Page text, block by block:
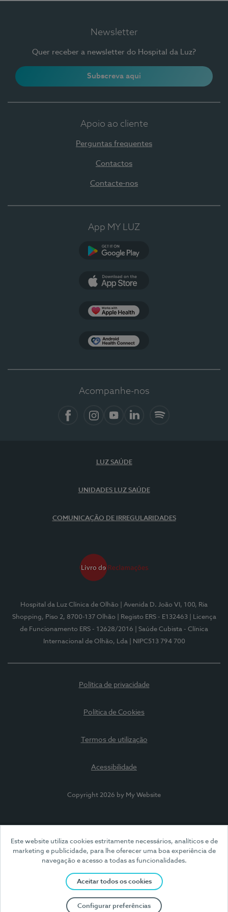
Este website utiliza cookies estritamente necessários, analíticos e de
marketing e publicidade, para lhe oferecer uma boa experiência de
navegação e acesso a todas as funcionalidades.
Aceitar todos os cookies
Configurar preferências
Newsletter
Quer receber a newsletter do Hospital da Luz?
Subscreva aqui
Apoio ao cliente
Perguntas frequentes
Contactos
Contacte-nos
App MY LUZ
Acompanhe-nos
LUZ SAÚDE
UNIDADES LUZ SAÚDE
COMUNICAÇÃO DE IRREGULARIDADES
Hospital da Luz Clínica de Olhão
| Avenida D. João VI, 100, Ria
Shopping, Piso 2, 8700-137 Olhão
| Registo ERS - E132463
| Licença
de Funcionamento ERS - 12628/2016
| Saúde Cubista - Clínica
Internacional de Olhão, Lda
| NIPC513 794 700
Política de privacidade
Política de Cookies
Termos de utilização
Acessibilidade
Copyright 2026 by My Website